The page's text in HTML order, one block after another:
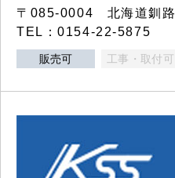
〒085-0004 北海道釧
TEL：0154-22-5875
販売可 工事・取付可